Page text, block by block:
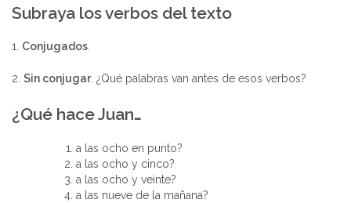
Subraya los verbos del texto
1. Conjugados
2. Sin conjugar. ¿Qué palabras van antes de esos verbos?
¿Qué hace Juan…
a las ocho en punto?
a las ocho y cinco?
a las ocho y veinte?
a las nueve de la mañana?